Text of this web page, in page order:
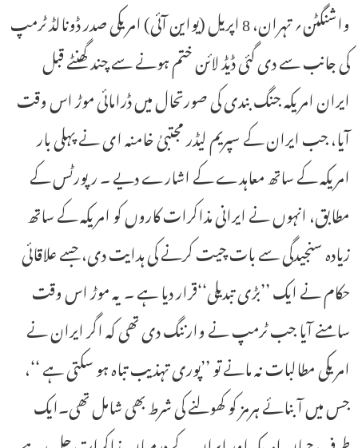
واشنگٹن؍ تہران، 8 اپریل (یواین آئی) امریکی صدر ڈونالڈ ٹرمپ
کی جانب سے دی گئی ڈیڈ لائن ختم ہونے سے چند گھنٹے قبل
ایران امریکہ جنگ بندی کی صورتحال میں ڈرامائی موڑ اس وقت
آیا، جب ایران کے سپریم لیڈر مجتبیٰ خامنہ ای نے پہلی بار
امریکہ کے ساتھ معاہدے کے اشارے دیے ۔ رپورٹس کے
مطابق، انہوں نے ایرانی مذاکرات کاروں کو امریکہ کے ساتھ
زیادہ سنجیدگی سے بات چیت کرنے کی ہدایت دی، جسے علاقائی
حکام نے ایک ’’بڑی تبدیلی‘‘قرار دیا ہے ۔ یہ موڑ اس وقت
سامنے آیا جب ٹرمپ نے وارننگ دی تھی کہ اگر ایران نے
امریکی مطالبات نہ مانے تو ’’پوری تہذیب تباہ ہو سکتی ہے ‘‘،
جس میں آبنائے ہرمز کو کھولنے کی شرط بھی شامل تھی۔ایک